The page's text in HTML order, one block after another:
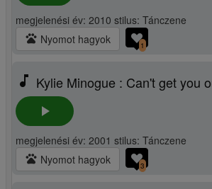
megjelenési év: 2010 stilus: Tánczene
pets Nyomot hagyok 1
music_note Kylie Minogue : Can't get you
play_arrow
megjelenési év: 2001 stilus: Tánczene
pets Nyomot hagyok 3